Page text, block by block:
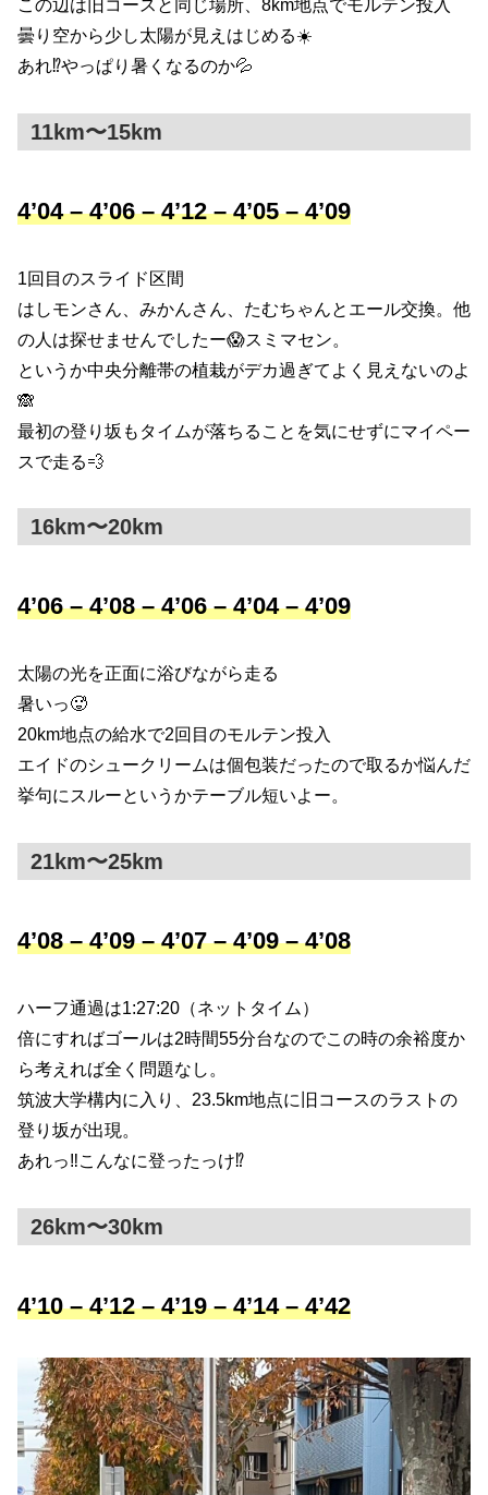
この辺は旧コースと同じ場所、8km地点でモルテン投入
曇り空から少し太陽が見えはじめる☀️
あれ⁉️やっぱり暑くなるのか💦
11km〜15km
4’04 – 4’06 – 4’12 – 4’05 – 4’09
1回目のスライド区間
はしモンさん、みかんさん、たむちゃんとエール交換。他
の人は探せませんでしたー😱スミマセン。
というか中央分離帯の植栽がデカ過ぎてよく見えないのよ
🙈
最初の登り坂もタイムが落ちることを気にせずにマイペー
スで走る💨
16km〜20km
4’06 – 4’08 – 4’06 – 4’04 – 4’09
太陽の光を正面に浴びながら走る
暑いっ🥵
20km地点の給水で2回目のモルテン投入
エイドのシュークリームは個包装だったので取るか悩んだ
挙句にスルーというかテーブル短いよー。
21km〜25km
4’08 – 4’09 – 4’07 – 4’09 – 4’08
ハーフ通過は1:27:20（ネットタイム）
倍にすればゴールは2時間55分台なのでこの時の余裕度か
ら考えれば全く問題なし。
筑波大学構内に入り、23.5km地点に旧コースのラストの
登り坂が出現。
あれっ‼️こんなに登ったっけ⁉️
26km〜30km
4’10 – 4’12 – 4’19 – 4’14 – 4’42